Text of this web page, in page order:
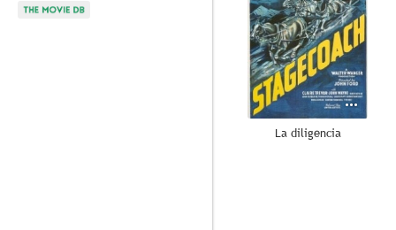
La diligencia